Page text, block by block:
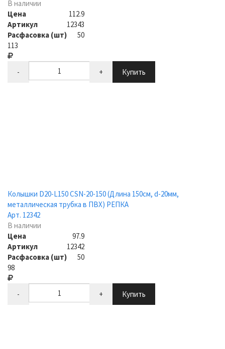
В наличии
Цена
112.9
Артикул
12343
Расфасовка (шт)
50
113
- + Купить
Колышки D20-L150 CSN-20-150 (Длина 150см, d-20мм,
металлическая трубка в ПВХ) РЕПКА
Арт. 12342
В наличии
Цена
97.9
Артикул
12342
Расфасовка (шт)
50
98
- + Купить